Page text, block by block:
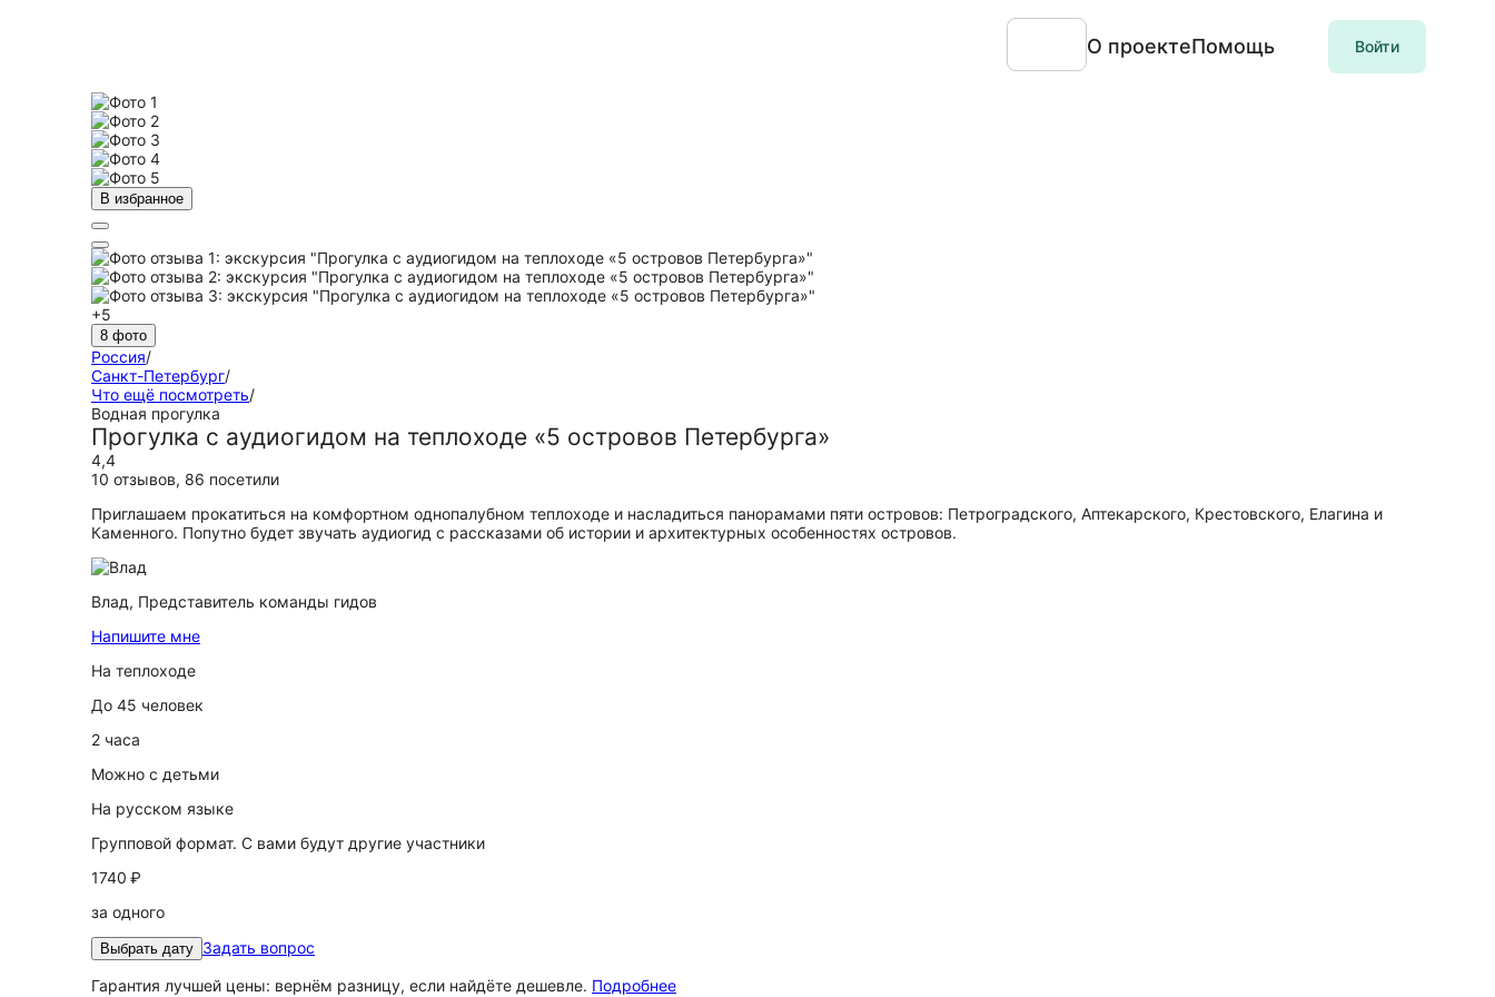
О проектеПомощь Войти
В избранное
+5
8 фото
Россия/
Санкт-Петербург/
Что ещё посмотреть/
Водная прогулка
Прогулка с аудиогидом на теплоходе «5 островов Петербурга»
4,4
10 отзывов, 86 посетили
Приглашаем прокатиться на комфортном однопалубном теплоходе и насладиться панорамами пяти островов: Петроградского, Аптекарского, Крестовского, Елагина и
Каменного. Попутно будет звучать аудиогид с рассказами об истории и архитектурных особенностях островов.
Влад, Представитель команды гидов
Напишите мне
На теплоходе
До 45 человек
2 часа
Можно с детьми
На русском языке
Групповой формат. С вами будут другие участники
1740 ₽
за одного
Выбрать дату Задать вопрос
Гарантия лучшей цены: вернём разницу, если найдёте дешевле. Подробнее